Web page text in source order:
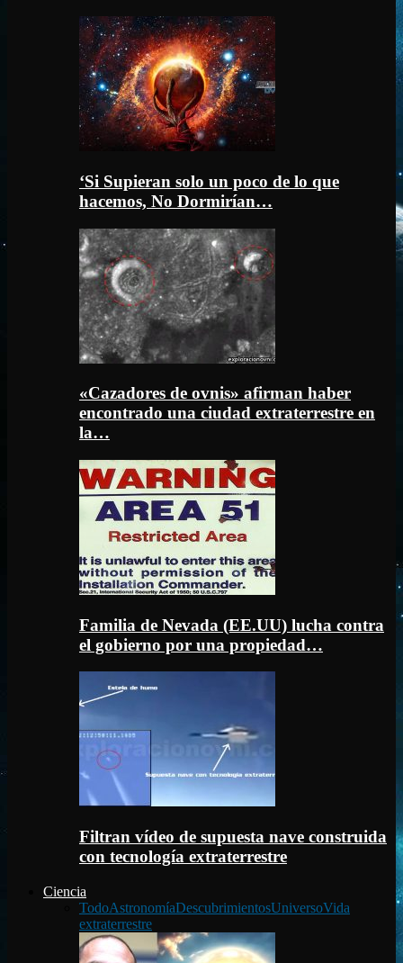
‘Si Supieran solo un poco de lo que
hacemos, No Dormirían…
«Cazadores de ovnis» afirman haber
encontrado una ciudad extraterrestre en
la…
Familia de Nevada (EE.UU) lucha contra
el gobierno por una propiedad…
Filtran vídeo de supuesta nave construida
con tecnología extraterrestre
Ciencia
TodoAstronomíaDescubrimientosUniversoVida
extraterrestre